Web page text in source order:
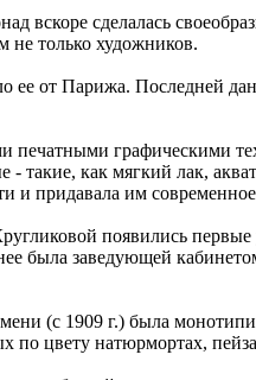
вскоре сделалась
не только художников.
ее от Парижа. Последней
печатными графическими
такие, как мягкий лак,
и придавала им
появились
была заведующей
(с 1909 г.) была
цвету натюрмортах,